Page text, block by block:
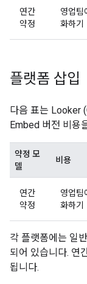
연간
약정
영업팀
화하기
플랫폼 삽입
다음 표는 Looker
Embed 버전 비용
약정 모
델
비용
연간
약정
영업팀
화하기
각 플랫폼에는 일
되어 있습니다. 연
됩니다.